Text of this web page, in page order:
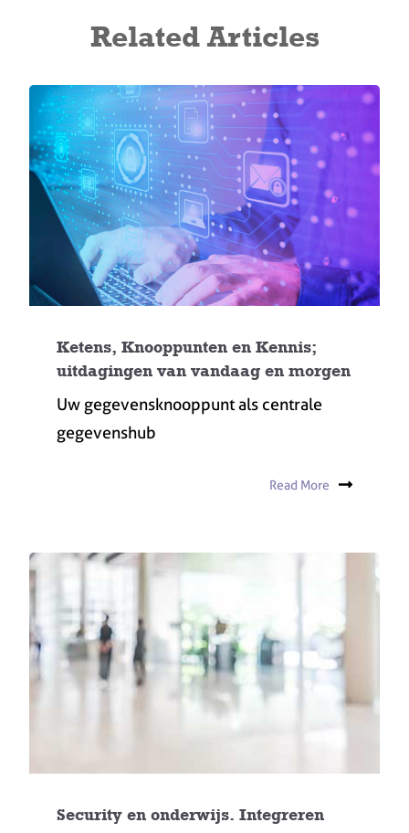
Related Articles
Ketens, Knooppunten en Kennis;
uitdagingen van vandaag en morgen
Uw gegevensknooppunt als centrale
gegevenshub
Read More
Security en onderwijs. Integreren